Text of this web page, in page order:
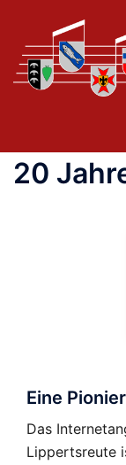
springen
20
Eine
Das
Lippertsreute